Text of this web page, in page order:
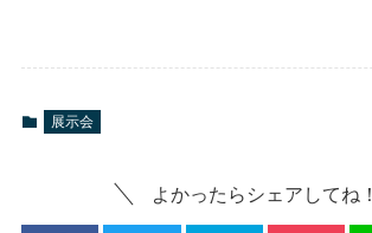
展示会
よかったらシェアしてね！